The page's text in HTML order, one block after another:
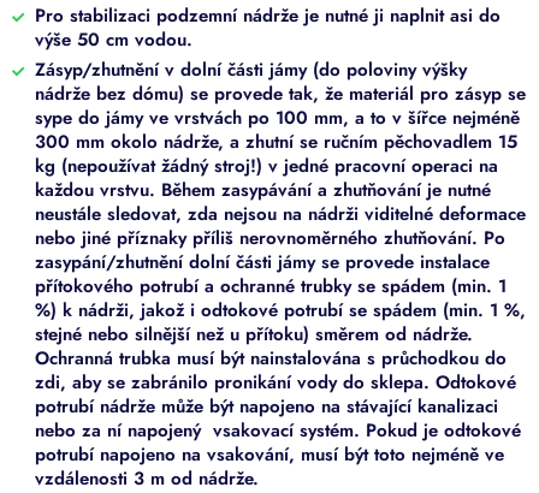
Pro stabilizaci podzemní nádrže je nutné ji naplnit asi do
výše 50 cm vodou.
Zásyp/zhutnění v dolní části jámy (do poloviny výšky
nádrže bez dómu) se provede tak, že materiál pro zásyp se
sype do jámy ve vrstvách po 100 mm, a to v šířce nejméně
300 mm okolo nádrže, a zhutní se ručním pěchovadlem 15
kg (nepoužívat žádný stroj!) v jedné pracovní operaci na
každou vrstvu. Během zasypávání a zhutňování je nutné
neustále sledovat, zda nejsou na nádrži viditelné deformace
nebo jiné příznaky příliš nerovnoměrného zhutňování. Po
zasypání/zhutnění dolní části jámy se provede instalace
přítokového potrubí a ochranné trubky se spádem (min. 1
%) k nádrži, jakož i odtokové potrubí se spádem (min. 1 %,
stejné nebo silnější než u přítoku) směrem od nádrže.
Ochranná trubka musí být nainstalována s průchodkou do
zdi, aby se zabránilo pronikání vody do sklepa. Odtokové
potrubí nádrže může být napojeno na stávající kanalizaci
nebo za ní napojený vsakovací systém. Pokud je odtokové
potrubí napojeno na vsakování, musí být toto nejméně ve
vzdálenosti 3 m od nádrže.